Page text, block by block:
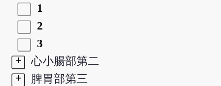
1
2
3
+
心小腸部第二
+
脾胃部第三